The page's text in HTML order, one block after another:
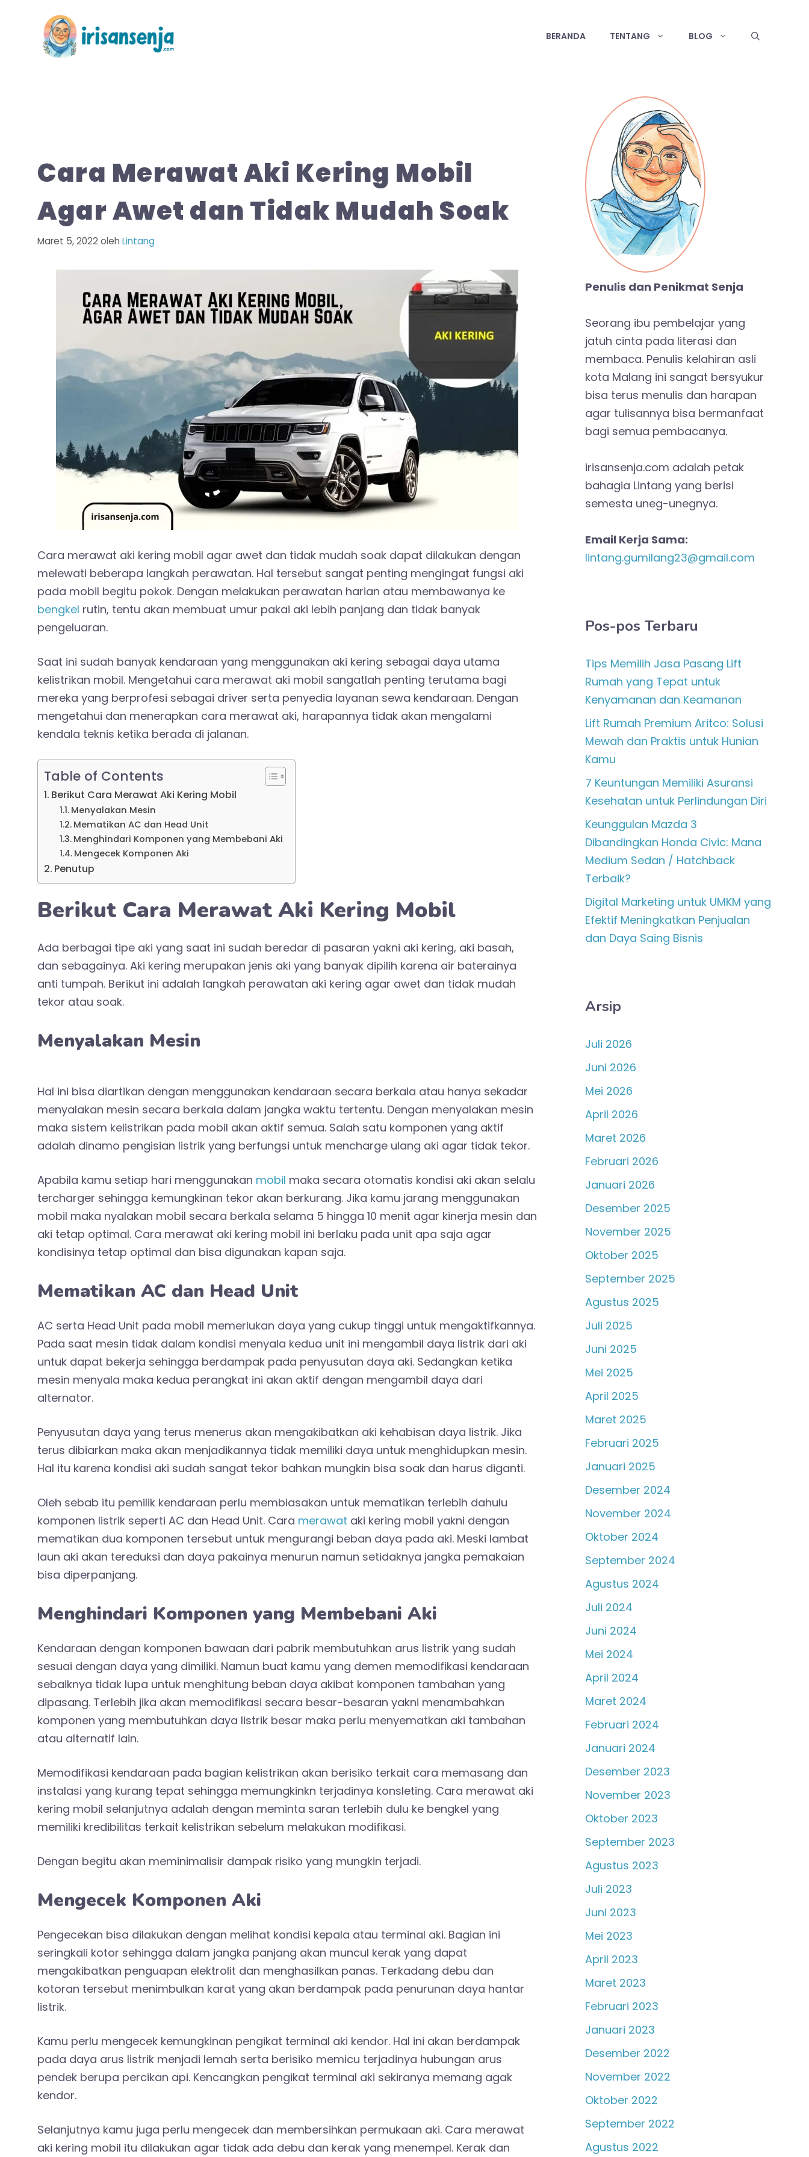
BERANDA TENTANG BLOG
Cara Merawat Aki Kering Mobil
Agar Awet dan Tidak Mudah Soak
Maret 5, 2022 oleh Lintang
Cara merawat aki kering mobil agar awet dan tidak mudah soak dapat dilakukan dengan
melewati beberapa langkah perawatan. Hal tersebut sangat penting mengingat fungsi aki
pada mobil begitu pokok. Dengan melakukan perawatan harian atau membawanya ke
bengkel rutin, tentu akan membuat umur pakai aki lebih panjang dan tidak banyak
pengeluaran.
Saat ini sudah banyak kendaraan yang menggunakan aki kering sebagai daya utama
kelistrikan mobil. Mengetahui cara merawat aki mobil sangatlah penting terutama bagi
mereka yang berprofesi sebagai driver serta penyedia layanan sewa kendaraan. Dengan
mengetahui dan menerapkan cara merawat aki, harapannya tidak akan mengalami
kendala teknis ketika berada di jalanan.
Table of Contents
Berikut Cara Merawat Aki Kering Mobil
Menyalakan Mesin
Mematikan AC dan Head Unit
Menghindari Komponen yang Membebani Aki
Mengecek Komponen Aki
Penutup
Berikut Cara Merawat Aki Kering Mobil
Ada berbagai tipe aki yang saat ini sudah beredar di pasaran yakni aki kering, aki basah,
dan sebagainya. Aki kering merupakan jenis aki yang banyak dipilih karena air baterainya
anti tumpah. Berikut ini adalah langkah perawatan aki kering agar awet dan tidak mudah
tekor atau soak.
Menyalakan Mesin
Hal ini bisa diartikan dengan menggunakan kendaraan secara berkala atau hanya sekadar
menyalakan mesin secara berkala dalam jangka waktu tertentu. Dengan menyalakan mesin
maka sistem kelistrikan pada mobil akan aktif semua. Salah satu komponen yang aktif
adalah dinamo pengisian listrik yang berfungsi untuk mencharge ulang aki agar tidak tekor.
Apabila kamu setiap hari menggunakan mobil maka secara otomatis kondisi aki akan selalu
tercharger sehingga kemungkinan tekor akan berkurang. Jika kamu jarang menggunakan
mobil maka nyalakan mobil secara berkala selama 5 hingga 10 menit agar kinerja mesin dan
aki tetap optimal. Cara merawat aki kering mobil ini berlaku pada unit apa saja agar
kondisinya tetap optimal dan bisa digunakan kapan saja.
Mematikan AC dan Head Unit
AC serta Head Unit pada mobil memerlukan daya yang cukup tinggi untuk mengaktifkannya.
Pada saat mesin tidak dalam kondisi menyala kedua unit ini mengambil daya listrik dari aki
untuk dapat bekerja sehingga berdampak pada penyusutan daya aki. Sedangkan ketika
mesin menyala maka kedua perangkat ini akan aktif dengan mengambil daya dari
alternator.
Penyusutan daya yang terus menerus akan mengakibatkan aki kehabisan daya listrik. Jika
terus dibiarkan maka akan menjadikannya tidak memiliki daya untuk menghidupkan mesin.
Hal itu karena kondisi aki sudah sangat tekor bahkan mungkin bisa soak dan harus diganti.
Oleh sebab itu pemilik kendaraan perlu membiasakan untuk mematikan terlebih dahulu
komponen listrik seperti AC dan Head Unit. Cara merawat aki kering mobil yakni dengan
mematikan dua komponen tersebut untuk mengurangi beban daya pada aki. Meski lambat
laun aki akan tereduksi dan daya pakainya menurun namun setidaknya jangka pemakaian
bisa diperpanjang.
Menghindari Komponen yang Membebani Aki
Kendaraan dengan komponen bawaan dari pabrik membutuhkan arus listrik yang sudah
sesuai dengan daya yang dimiliki. Namun buat kamu yang demen memodifikasi kendaraan
sebaiknya tidak lupa untuk menghitung beban daya akibat komponen tambahan yang
dipasang. Terlebih jika akan memodifikasi secara besar-besaran yakni menambahkan
komponen yang membutuhkan daya listrik besar maka perlu menyematkan aki tambahan
atau alternatif lain.
Memodifikasi kendaraan pada bagian kelistrikan akan berisiko terkait cara memasang dan
instalasi yang kurang tepat sehingga memungkinkn terjadinya konsleting. Cara merawat aki
kering mobil selanjutnya adalah dengan meminta saran terlebih dulu ke bengkel yang
memiliki kredibilitas terkait kelistrikan sebelum melakukan modifikasi.
Dengan begitu akan meminimalisir dampak risiko yang mungkin terjadi.
Mengecek Komponen Aki
Pengecekan bisa dilakukan dengan melihat kondisi kepala atau terminal aki. Bagian ini
seringkali kotor sehingga dalam jangka panjang akan muncul kerak yang dapat
mengakibatkan penguapan elektrolit dan menghasilkan panas. Terkadang debu dan
kotoran tersebut menimbulkan karat yang akan berdampak pada penurunan daya hantar
listrik.
Kamu perlu mengecek kemungkinan pengikat terminal aki kendor. Hal ini akan berdampak
pada daya arus listrik menjadi lemah serta berisiko memicu terjadinya hubungan arus
pendek berupa percikan api. Kencangkan pengikat terminal aki sekiranya memang agak
kendor.
Selanjutnya kamu juga perlu mengecek dan membersihkan permukaan aki. Cara merawat
aki kering mobil itu dilakukan agar tidak ada debu dan kerak yang menempel. Kerak dan
Penulis dan Penikmat Senja
Seorang ibu pembelajar yang
jatuh cinta pada literasi dan
membaca. Penulis kelahiran asli
kota Malang ini sangat bersyukur
bisa terus menulis dan harapan
agar tulisannya bisa bermanfaat
bagi semua pembacanya.
irisansenja.com adalah petak
bahagia Lintang yang berisi
semesta uneg-unegnya.
Email Kerja Sama:
lintang.gumilang23@gmail.com
Pos-pos Terbaru
Tips Memilih Jasa Pasang Lift
Rumah yang Tepat untuk
Kenyamanan dan Keamanan
Lift Rumah Premium Aritco: Solusi
Mewah dan Praktis untuk Hunian
Kamu
7 Keuntungan Memiliki Asuransi
Kesehatan untuk Perlindungan Diri
Keunggulan Mazda 3
Dibandingkan Honda Civic: Mana
Medium Sedan / Hatchback
Terbaik?
Digital Marketing untuk UMKM yang
Efektif Meningkatkan Penjualan
dan Daya Saing Bisnis
Arsip
Juli 2026
Juni 2026
Mei 2026
April 2026
Maret 2026
Februari 2026
Januari 2026
Desember 2025
November 2025
Oktober 2025
September 2025
Agustus 2025
Juli 2025
Juni 2025
Mei 2025
April 2025
Maret 2025
Februari 2025
Januari 2025
Desember 2024
November 2024
Oktober 2024
September 2024
Agustus 2024
Juli 2024
Juni 2024
Mei 2024
April 2024
Maret 2024
Februari 2024
Januari 2024
Desember 2023
November 2023
Oktober 2023
September 2023
Agustus 2023
Juli 2023
Juni 2023
Mei 2023
April 2023
Maret 2023
Februari 2023
Januari 2023
Desember 2022
November 2022
Oktober 2022
September 2022
Agustus 2022